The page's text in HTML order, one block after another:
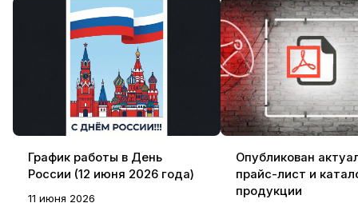
График работы в День
России (12 июня 2026 года)
11 июня 2026
Опубликован
прайс-лист и
продукции